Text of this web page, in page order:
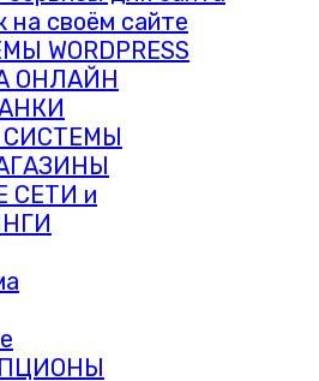
на своём сайте
WORDPRESS
ОНЛАЙН
СЕТИ и